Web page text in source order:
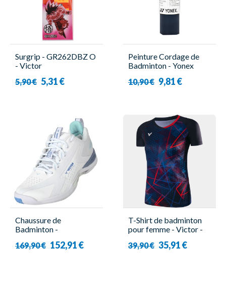
Surgrip - GR262DBZ O
- Victor
5,90 € 5,31 €
Peinture Cordage de
Badminton - Yonex
10,90 € 9,81 €
Chaussure de
Badminton -
Homme - Victor
169,90 € 152,91 €
T-Shirt de badminton
pour femme - Victor -
39,90 € 35,91 €